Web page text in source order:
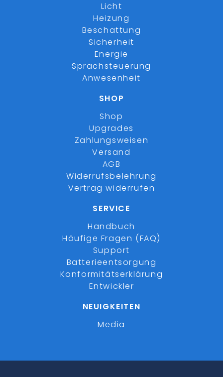
Licht
Heizung
Beschattung
Sicherheit
Energie
Sprachsteuerung
Anwesenheit
SHOP
Shop
Upgrades
Zahlungsweisen
Versand
AGB
Widerrufsbelehrung
Vertrag widerrufen
SERVICE
Handbuch
Häufige Fragen (FAQ)
Support
Batterieentsorgung
Konformitätserklärung
Entwickler
NEUIGKEITEN
Media